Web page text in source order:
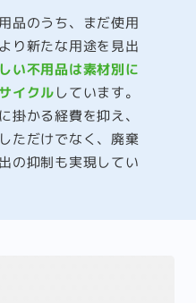
品のうち、まだ使用
り新たな用途を見出
い不用品は素材別に
イクルしています。
掛かる経費を抑え、
ただけでなく、廃棄
の抑制も実現してい